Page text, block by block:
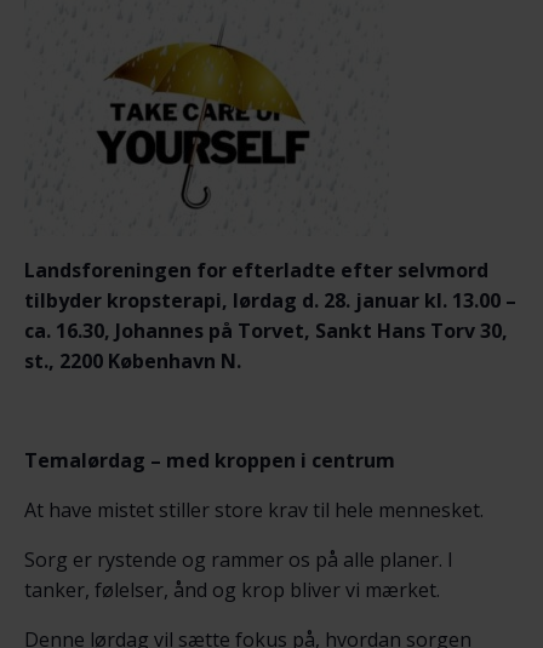
Landsforeningen for efterladte efter selvmord
tilbyder kropsterapi, lørdag d. 28. januar kl. 13.00 –
ca. 16.30, Johannes på Torvet, Sankt Hans Torv 30,
st., 2200 København N.
Temalørdag – med kroppen i centrum
At have mistet stiller store krav til hele mennesket.
Sorg er rystende og rammer os på alle planer. I
tanker, følelser, ånd og krop bliver vi mærket.
Denne lørdag vil sætte fokus på, hvordan sorgen